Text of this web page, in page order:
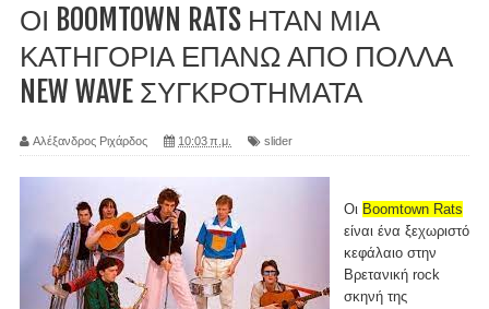
ΟΙ BOOMTOWN RATS ΗΤΑΝ ΜΙΑ
ΚΑΤΗΓΟΡΙΑ ΕΠΑΝΩ ΑΠΟ ΠΟΛΛΑ
NEW WAVE ΣΥΓΚΡΟΤΗΜΑΤΑ
Αλέξανδρος Ριχάρδος 10:03 π.μ. slider
Οι Boomtown Rats
είναι ένα ξεχωριστό
κεφάλαιο στην
Βρετανική rock
σκηνή της